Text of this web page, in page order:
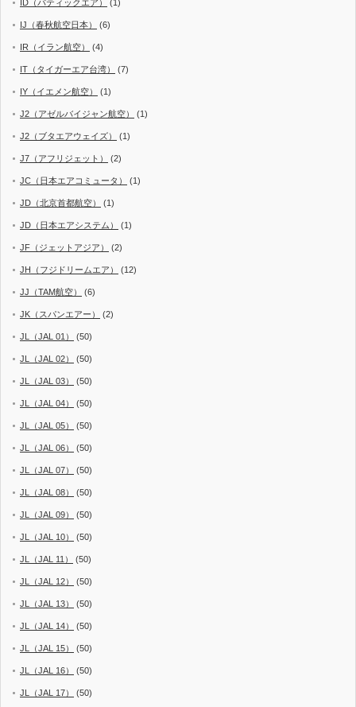
ID（バティックエア） (1)
IJ（春秋航空日本） (6)
IR（イラン航空） (4)
IT（タイガーエア台湾） (7)
IY（イエメン航空） (1)
J2（アゼルバイジャン航空） (1)
J2（ブタエアウェイズ） (1)
J7（アフリジェット） (2)
JC（日本エアコミュータ） (1)
JD（北京首都航空） (1)
JD（日本エアシステム） (1)
JF（ジェットアジア） (2)
JH（フジドリームエア） (12)
JJ（TAM航空） (6)
JK（スパンエアー） (2)
JL（JAL 01） (50)
JL（JAL 02） (50)
JL（JAL 03） (50)
JL（JAL 04） (50)
JL（JAL 05） (50)
JL（JAL 06） (50)
JL（JAL 07） (50)
JL（JAL 08） (50)
JL（JAL 09） (50)
JL（JAL 10） (50)
JL（JAL 11） (50)
JL（JAL 12） (50)
JL（JAL 13） (50)
JL（JAL 14） (50)
JL（JAL 15） (50)
JL（JAL 16） (50)
JL（JAL 17） (50)